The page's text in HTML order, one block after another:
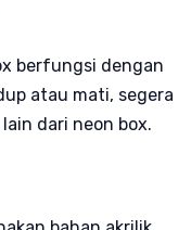
berfungsi dengan
atau mati, segera
dari neon box.